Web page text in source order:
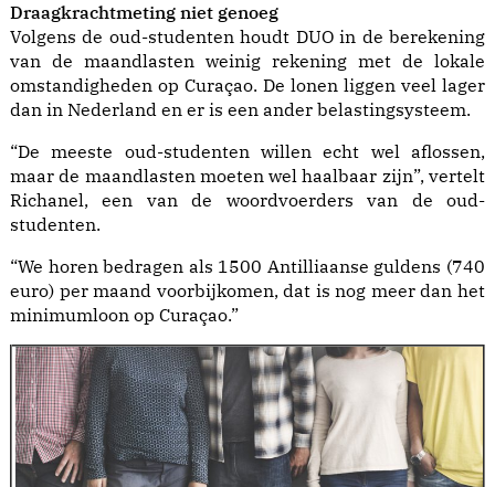
Draagkrachtmeting niet genoeg
Volgens de oud-studenten houdt DUO in de berekening
van de maandlasten weinig rekening met de lokale
omstandigheden op Curaçao. De lonen liggen veel lager
dan in Nederland en er is een ander belastingsysteem.
“De meeste oud-studenten willen echt wel aflossen,
maar de maandlasten moeten wel haalbaar zijn”, vertelt
Richanel, een van de woordvoerders van de oud-
studenten.
“We horen bedragen als 1500 Antilliaanse guldens (740
euro) per maand voorbijkomen, dat is nog meer dan het
minimumloon op Curaçao.”